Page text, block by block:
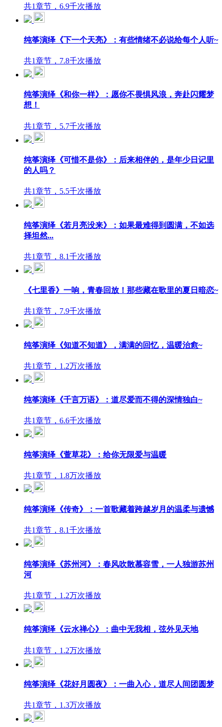
共1章节，6.9千次播放
纯筝演绎《下一个天亮》：有些情绪不必说给每个人听~
共1章节，7.8千次播放
纯筝演绎《和你一样》：愿你不畏惧风浪，奔赴闪耀梦
想！
共1章节，5.7千次播放
纯筝演绎《可惜不是你》：后来相伴的，是年少日记里
的人吗？
共1章节，5.5千次播放
纯筝演绎《若月亮没来》：如果最难得到圆满，不如选
择坦然...
共1章节，8.1千次播放
《七里香》一响，青春回放！那些藏在歌里的夏日暗恋~
共1章节，7.9千次播放
纯筝演绎《知道不知道》，满满的回忆，温暖治愈~
共1章节，1.2万次播放
纯筝演绎《千言万语》：道尽爱而不得的深情独白~
共1章节，6.6千次播放
纯筝演绎《萱草花》：给你无限爱与温暖
共1章节，1.8万次播放
纯筝演绎《传奇》：一首歌藏着跨越岁月的温柔与遗憾
共1章节，8.1千次播放
纯筝演绎《苏州河》：春风吹散慕容雪，一人独游苏州
河
共1章节，1.2万次播放
纯筝演绎《云水禅心》：曲中无我相，弦外见天地
共1章节，1.2万次播放
纯筝演绎《花好月圆夜》：一曲入心，道尽人间团圆梦
共1章节，1.3万次播放